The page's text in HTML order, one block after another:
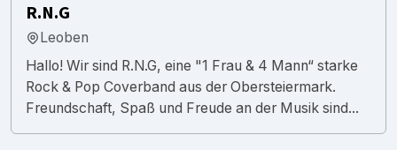
R.N.G
Leoben
Hallo! Wir sind R.N.G, eine "1 Frau & 4 Mann“ starke
Rock & Pop Coverband aus der Obersteiermark.
Freundschaft, Spaß und Freude an der Musik sind...